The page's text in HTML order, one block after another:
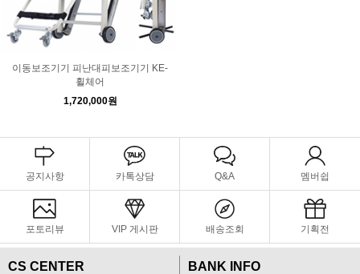
이동보조기기 피난대피보조기기 KE-
휠체어
1,720,000원
공지사항 카톡상담 Q&A 멤버쉽
포토리뷰 VIP 게시판 배송조회 기획전
CS CENTER
BANK INFO